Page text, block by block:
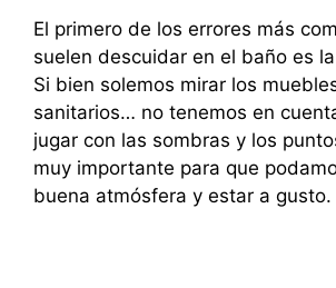
El primero de los errores más
suelen descuidar en el baño es
Si bien solemos mirar los
sanitarios… no tenemos en
jugar con las sombras y los
muy importante para que
buena atmósfera y estar a gusto.